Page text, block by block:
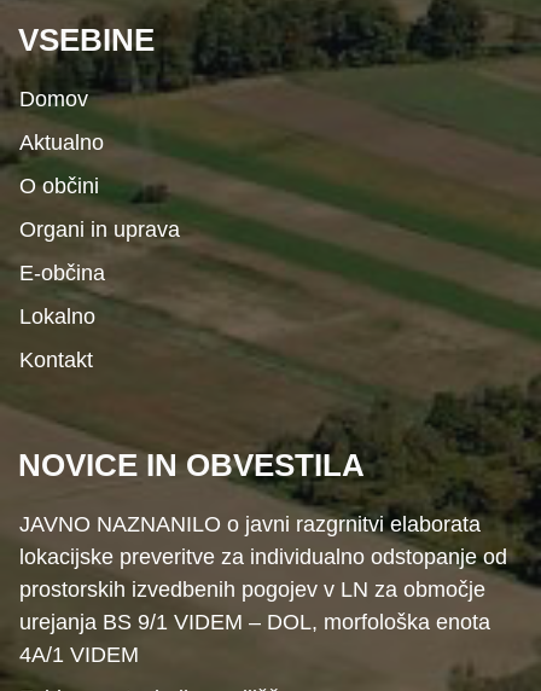
VSEBINE
Domov
Aktualno
O občini
Organi in uprava
E-občina
Lokalno
Kontakt
NOVICE IN OBVESTILA
JAVNO NAZNANILO o javni razgrnitvi elaborata
lokacijske preveritve za individualno odstopanje od
prostorskih izvedbenih pogojev v LN za območje
urejanja BS 9/1 VIDEM – DOL, morfološka enota
4A/1 VIDEM